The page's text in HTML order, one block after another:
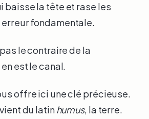
baisse la tête et rase les
erreur fondamentale.
le contraire de la
est le canal.
offre ici une clé précieuse.
du latinhumus, la terre.